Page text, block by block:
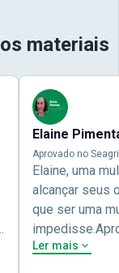
materiais
Elaine
Aprovado no
Elaine, uma
alcançar seus
que ser uma
concursos
Ler mais